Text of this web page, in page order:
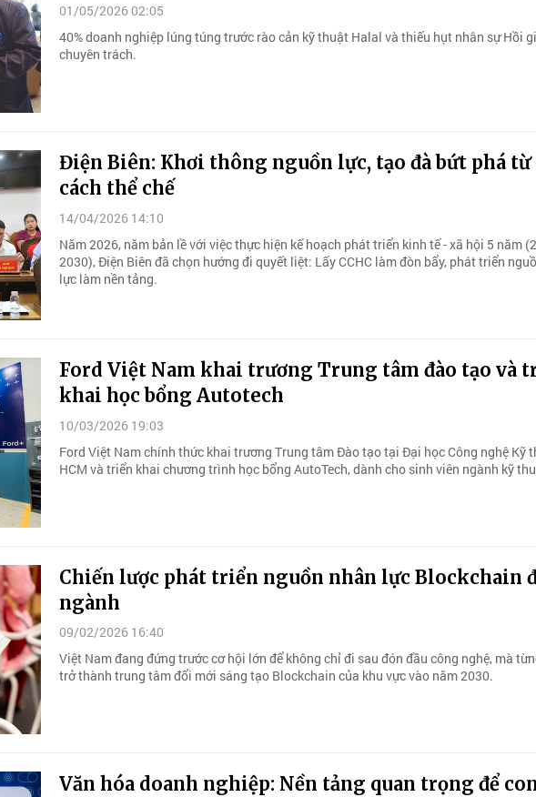
01/05/2026 02:05
40% doanh nghiệp lúng túng trước rào cản kỹ thuật Halal và thiếu hụt nhân sự Hồi
chuyên trách.
Điện Biên: Khơi thông nguồn lực, tạo đà bứt phá từ
cách thể chế
14/04/2026 14:10
Năm 2026, năm bản lề với việc thực hiện kế hoạch phát triển kinh tế - xã hội 5 năm
2030), Điện Biên đã chọn hướng đi quyết liệt: Lấy CCHC làm đòn bẩy, phát triển
lực làm nền tảng.
Ford Việt Nam khai trương Trung tâm đào tạo và
khai học bổng Autotech
10/03/2026 19:03
Ford Việt Nam chính thức khai trương Trung tâm Đào tạo tại Đại học Công nghệ Kỹ
HCM và triển khai chương trình học bổng AutoTech, dành cho sinh viên ngành kỹ
Chiến lược phát triển nguồn nhân lực Blockchain
ngành
09/02/2026 16:40
Việt Nam đang đứng trước cơ hội lớn để không chỉ đi sau đón đầu công nghệ, mà
trở thành trung tâm đổi mới sáng tạo Blockchain của khu vực vào năm 2030.
Văn hóa doanh nghiệp: Nền tảng quan trọng để